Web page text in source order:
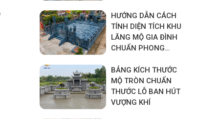
HƯỚNG DẪN CÁCH
TÍNH DIỆN TÍCH KHU
LĂNG MỘ GIA ĐÌNH
CHUẨN PHONG
BẢNG KÍCH THƯỚC
MỘ TRÒN CHUẨN
THƯỚC LỖ BAN HÚT
VƯỢNG KHÍ